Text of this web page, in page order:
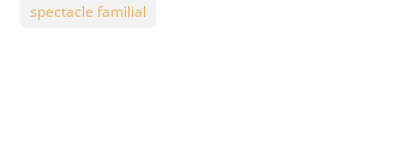
spectacle familial